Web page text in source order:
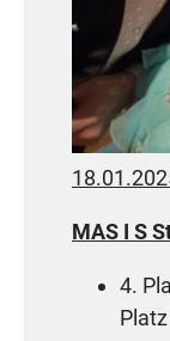
MAS I S
4.
Platz